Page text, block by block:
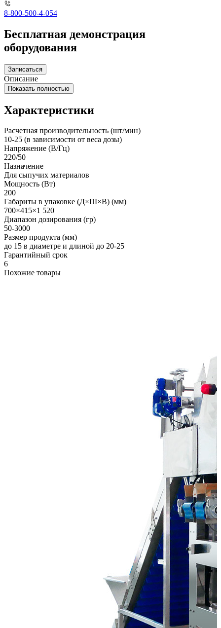
8-800-500-4-054
Бесплатная демонстрация
оборудования
Записаться
Описание
Показать полностью
Характеристики
Расчетная производительность (шт/мин)
10-25 (в зависимости от веса дозы)
Напряжение (В/Гц)
220/50
Назначение
Для сыпучих материалов
Мощность (Вт)
200
Габариты в упаковке (Д×Ш×В) (мм)
700×415×1 520
Диапазон дозирования (гр)
50-3000
Размер продукта (мм)
до 15 в диаметре и длиной до 20-25
Гарантийный срок
6
Похожие товары